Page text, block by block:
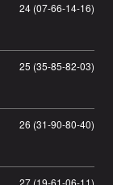
24 (07-66-14-16)
25 (35-85-82-03)
26 (31-90-80-40)
27 (19-61-06-11)